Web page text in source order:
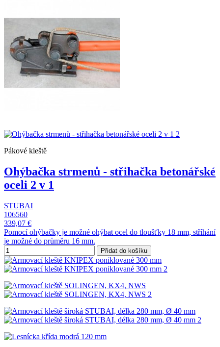
Pákové kleště
Ohýbačka strmenů - střihačka betonářské
oceli 2 v 1
STUBAI
106560
339,07 €
Pomocí ohýbačky je možné ohýbat ocel do tloušťky 18 mm, stříhání
je možné do průměru 16 mm.
Přidat do košíku